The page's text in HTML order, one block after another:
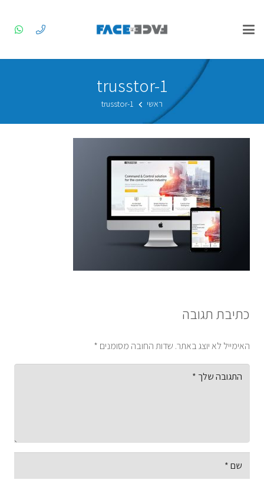
trusstor-1
ראשי trusstor-1
כתיבת תגובה
האימייל לא יוצג באתר. שדות החובה מסומנים *